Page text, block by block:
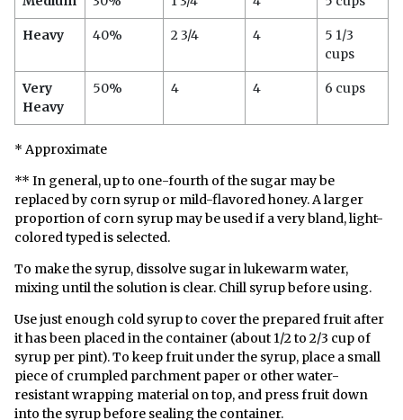
Heavy 40% 2 3/4 4
5 1/3
cups
Very
Heavy
50% 4 4 6 cups
* Approximate
** In general, up to one-fourth of the sugar may be
replaced by corn syrup or mild-flavored honey. A larger
proportion of corn syrup may be used if a very bland, light-
colored typed is selected.
To make the syrup, dissolve sugar in lukewarm water,
mixing until the solution is clear. Chill syrup before using.
Use just enough cold syrup to cover the prepared fruit after
it has been placed in the container (about 1/2 to 2/3 cup of
syrup per pint). To keep fruit under the syrup, place a small
piece of crumpled parchment paper or other water-
resistant wrapping material on top, and press fruit down
into the syrup before sealing the container.